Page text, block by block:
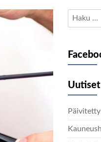
Haku:
Uutiset